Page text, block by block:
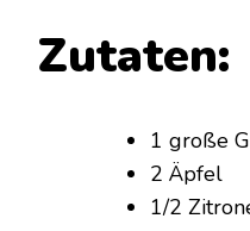
Zutaten:
1 große
2 Äpfel
1/2